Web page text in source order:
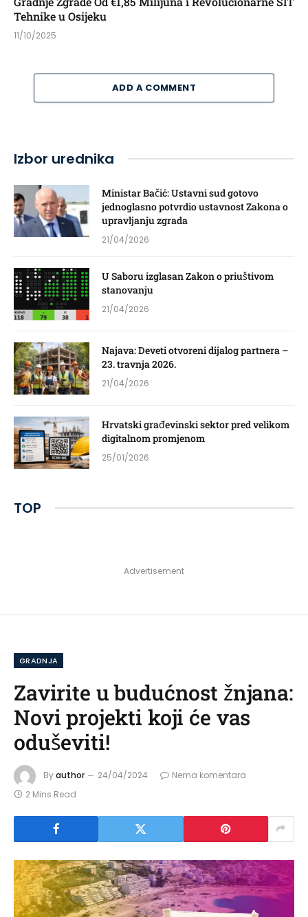
Tehnike u Osijeku
11/10/2025
ADD A COMMENT
Izbor urednika
Ministar Bačić: Ustavni sud gotovo
jednoglasno potvrdio ustavnost Zakona o
upravljanju zgrada
21/04/2026
U Saboru izglasan Zakon o priuštivom
stanovanju
21/04/2026
Najava: Deveti otvoreni dijalog partnera –
23. travnja 2026.
21/04/2026
Hrvatski građevinski sektor pred velikom
digitalnom promjenom
25/01/2026
TOP
Advertisement
GRADNJA
Zavirite u budućnost žnjana:
Novi projekti koji će vas
oduševiti!
Byauthor 24/04/2024
Nema komentara
2 Mins Read